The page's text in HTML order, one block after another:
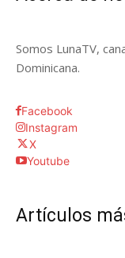
Somos LunaTV,
Dominicana.
Facebook
Instagram
X
Youtube
Artículos